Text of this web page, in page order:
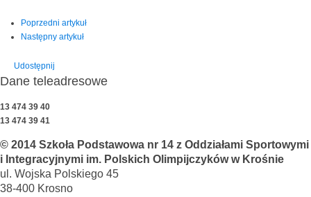
Poprzedni artykuł
Następny artykuł
Udostępnij
Dane teleadresowe
13 474 39 40
13 474 39 41
© 2014 Szkoła Podstawowa nr 14 z Oddziałami Sportowymi
i Integracyjnymi im. Polskich Olimpijczyków w Krośnie
ul. Wojska Polskiego 45
38-400 Krosno